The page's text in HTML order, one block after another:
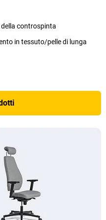
controspinta
in tessuto/pelle di lunga